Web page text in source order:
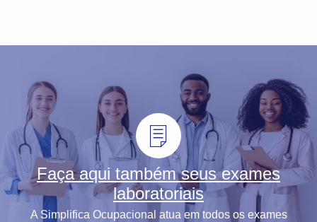
Faça aqui também seus exames
laboratoriais
A Simplifica Ocupacional atua em todos os exames